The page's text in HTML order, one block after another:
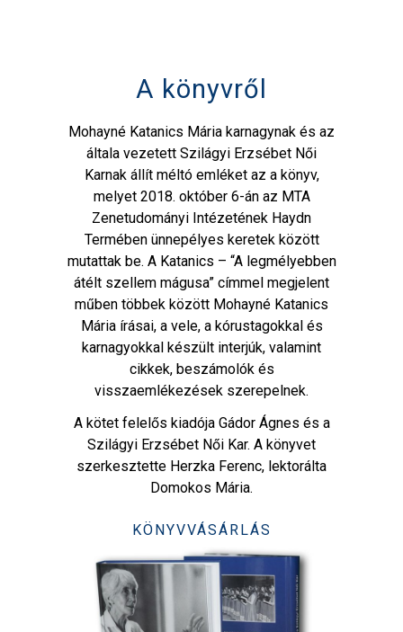
A könyvről
Mohayné Katanics Mária karnagynak és az
általa vezetett Szilágyi Erzsébet Női
Karnak állít méltó emléket az a könyv,
melyet 2018. október 6-án az MTA
Zenetudományi Intézetének Haydn
Termében ünnepélyes keretek között
mutattak be. A Katanics – “A legmélyebben
átélt szellem mágusa” címmel megjelent
műben többek között Mohayné Katanics
Mária írásai, a vele, a kórustagokkal és
karnagyokkal készült interjúk, valamint
cikkek, beszámolók és
visszaemlékezések szerepelnek.
A kötet felelős kiadója Gádor Ágnes és a
Szilágyi Erzsébet Női Kar. A könyvet
szerkesztette Herzka Ferenc, lektorálta
Domokos Mária.
KÖNYVVÁSÁRLÁS